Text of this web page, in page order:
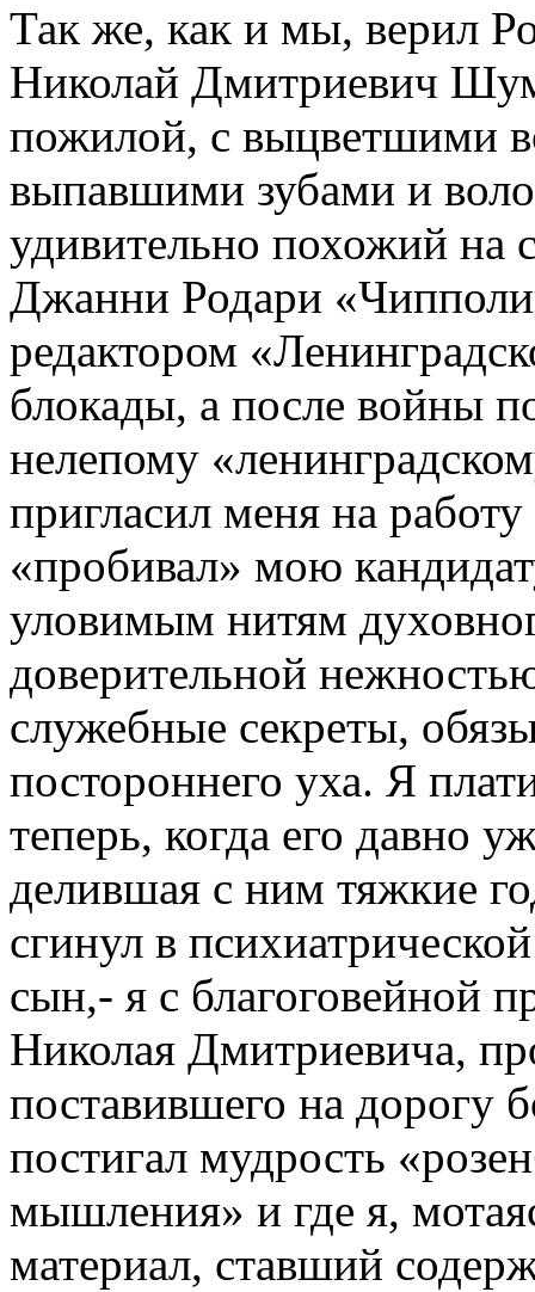
Так же, как и мы, верил
Николай Дмитриевич
пожилой, с выцветшими
выпавшими зубами и
удивительно похожий на
Джанни Родари
редактором
блокады, а после войны
нелепому
пригласил меня на
«пробивал» мою
уловимым нитям
доверительной
служебные секреты,
постороннего уха. Я
теперь, когда его давно
делившая с ним тяжкие
сгинул в
сын,- я с благоговейной
Николая Дмитриевича,
поставившего на дорогу
постигал мудрость
мышления» и где я,
материал, ставший